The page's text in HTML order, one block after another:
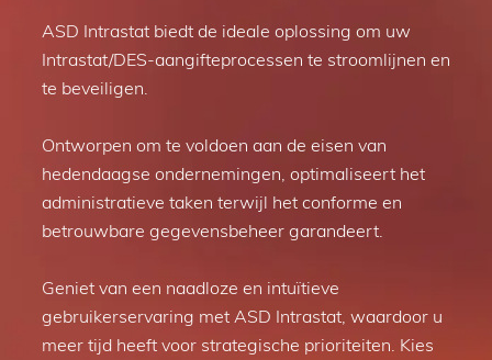
ASD Intrastat biedt de ideale oplossing om uw
Intrastat/DES-aangifteprocessen te stroomlijnen en
te beveiligen.
Ontworpen om te voldoen aan de eisen van
hedendaagse ondernemingen, optimaliseert het
administratieve taken terwijl het conforme en
betrouwbare gegevensbeheer garandeert.
Geniet van een naadloze en intuïtieve
gebruikerservaring met ASD Intrastat, waardoor u
meer tijd heeft voor strategische prioriteiten. Kies